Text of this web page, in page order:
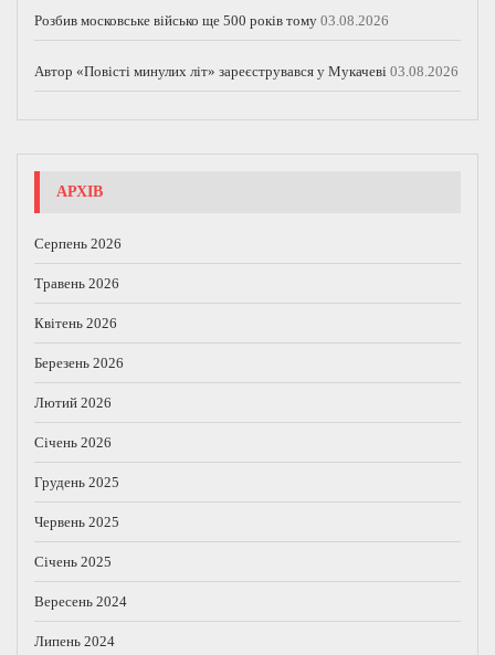
Розбив московське військо ще 500 років тому 03.08.2026
Автор «Повісті минулих літ» зареєструвався у Мукачеві 03.08.2026
АРХІВ
Серпень 2026
Травень 2026
Квітень 2026
Березень 2026
Лютий 2026
Січень 2026
Грудень 2025
Червень 2025
Січень 2025
Вересень 2024
Липень 2024